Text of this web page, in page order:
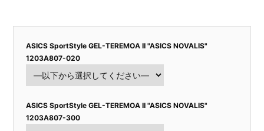
ASICS SportStyle GEL-TEREMOA II "ASICS NOVALIS"
1203A807-020
ASICS SportStyle GEL-TEREMOA II "ASICS NOVALIS"
1203A807-300